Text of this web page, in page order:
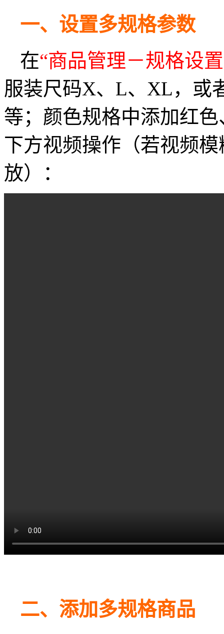
一、设置多规格参数
在“商品管理－规格设
服装尺码X、L、XL，或
等；颜色规格中添加红
下方视频操作（若视频
放）：
二、添加多规格商品